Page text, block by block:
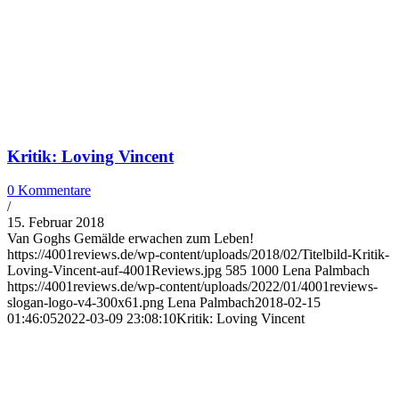
Kritik: Loving Vincent
0 Kommentare
/
15. Februar 2018
Van Goghs Gemälde erwachen zum Leben!
https://4001reviews.de/wp-content/uploads/2018/02/Titelbild-Kritik-
Loving-Vincent-auf-4001Reviews.jpg 585 1000 Lena Palmbach
https://4001reviews.de/wp-content/uploads/2022/01/4001reviews-
slogan-logo-v4-300x61.png Lena Palmbach2018-02-15
01:46:052022-03-09 23:08:10Kritik: Loving Vincent